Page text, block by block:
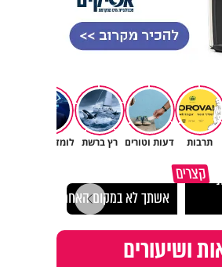
תרבות דעות וטורים רץ ברשת לומדים תורה
קצרים
אשתך לא במקום האחרון
ושיעורים